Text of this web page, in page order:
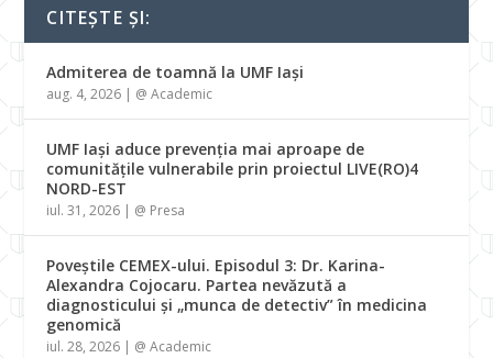
CITEȘTE ȘI:
Admiterea de toamnă la UMF Iași
aug. 4, 2026 | @ Academic
UMF Iași aduce prevenția mai aproape de
comunitățile vulnerabile prin proiectul LIVE(RO)4
NORD-EST
iul. 31, 2026 | @ Presa
Poveștile CEMEX-ului. Episodul 3: Dr. Karina-
Alexandra Cojocaru. Partea nevăzută a
diagnosticului și „munca de detectiv” în medicina
genomică
iul. 28, 2026 | @ Academic